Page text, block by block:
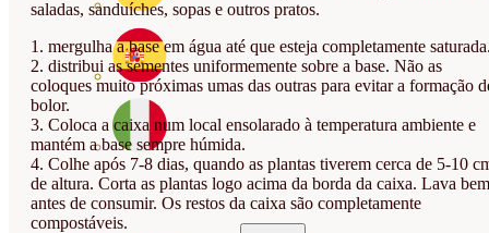
saladas, sanduíches, sopas e outros pratos.
1. mergulha a base em água até que esteja completamente
2. distribui as sementes uniformemente sobre a base. Não as
coloques muito próximas umas das outras para evitar a formação
bolor.
3. Coloca a caixa num local ensolarado à temperatura ambiente e
mantém a base sempre húmida.
4. Colhe após 7-8 dias, quando as plantas tiverem cerca de 5-10
de altura. Corta as plantas logo acima da borda da caixa. Lava bem
antes de consumir. Os restos da caixa são completamente
compostáveis.